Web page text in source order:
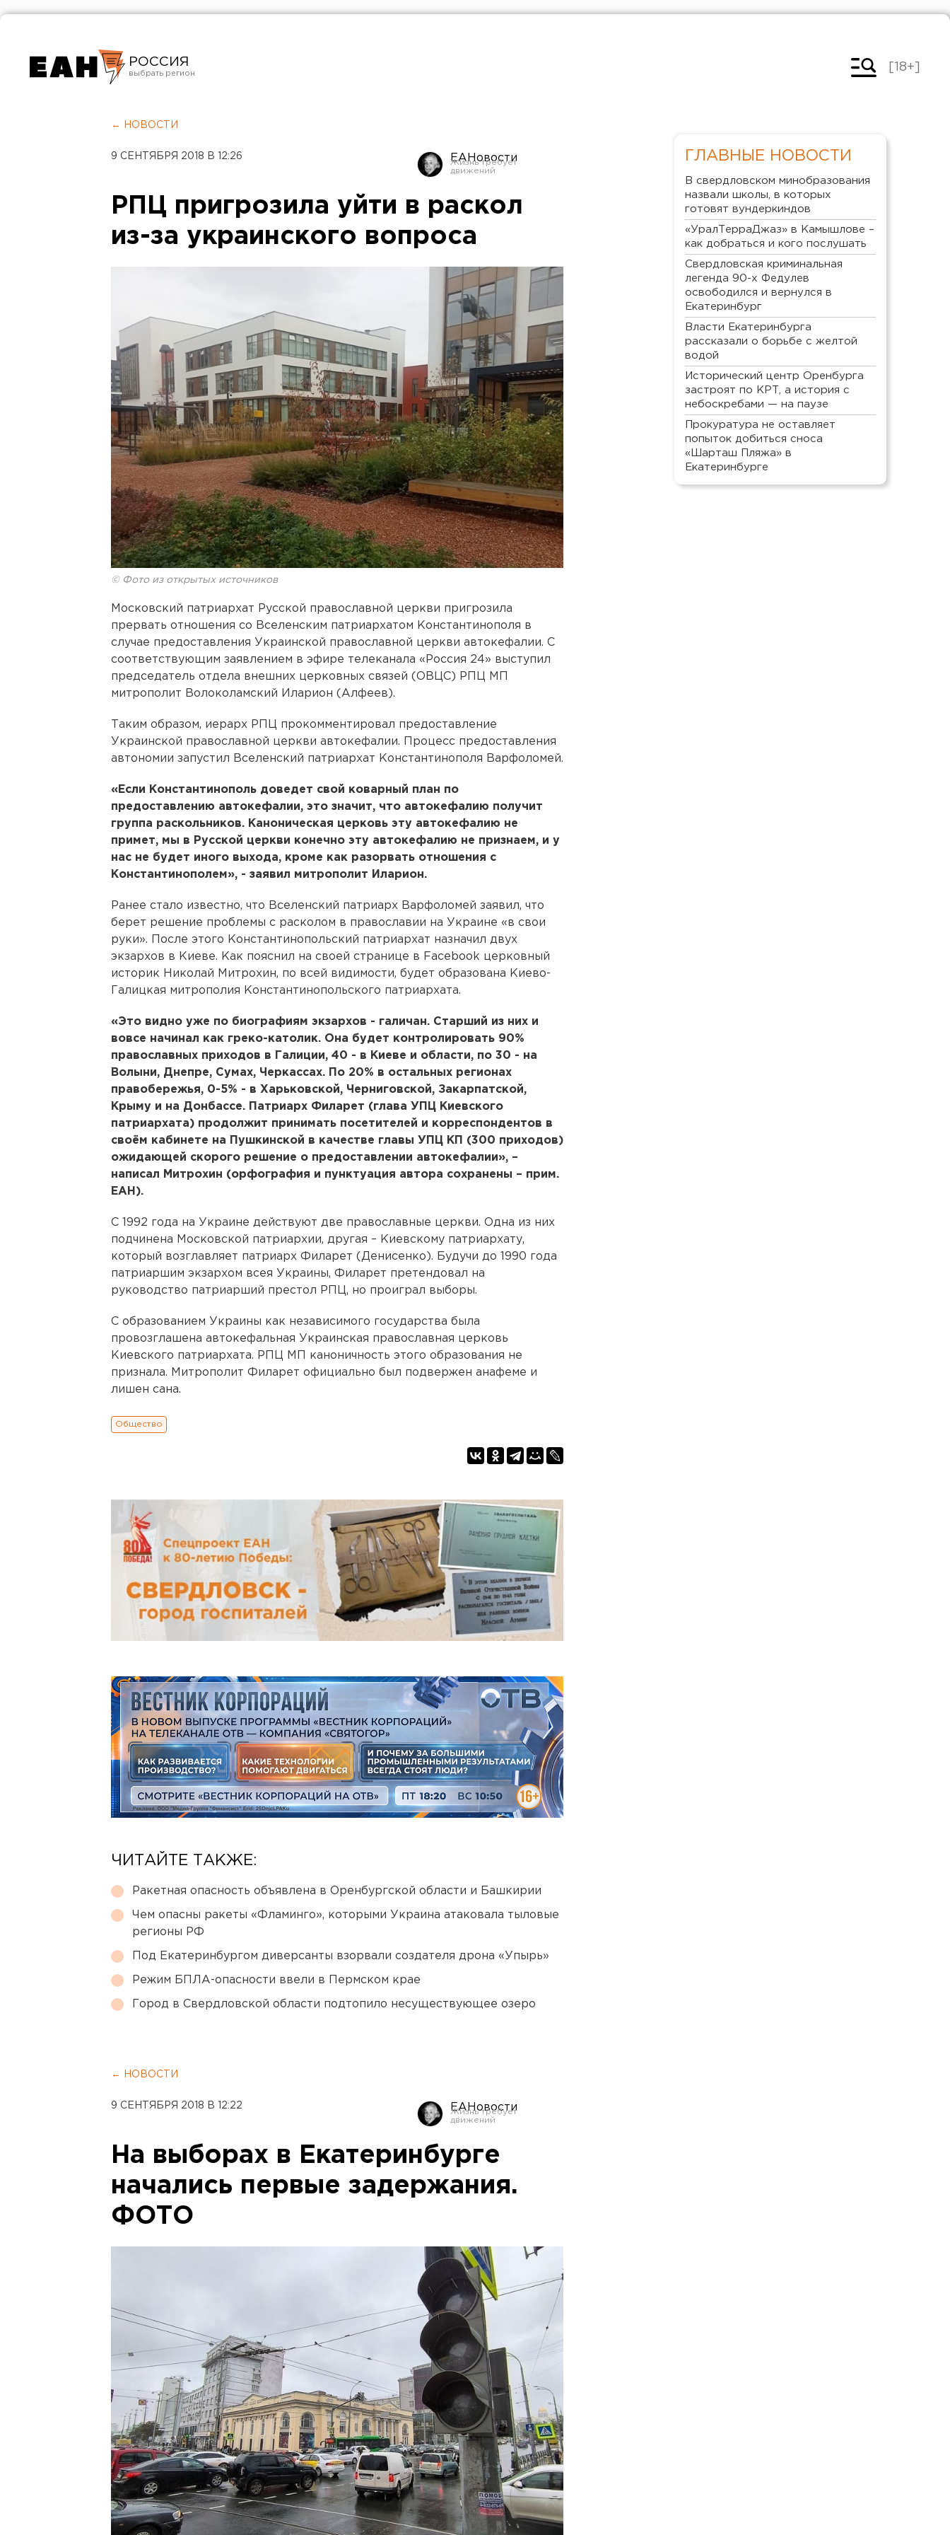
РОССИЯ
Челябинск
[18+]
← НОВОСТИ
9 СЕНТЯБРЯ 2018 В 12:26 ЕАНовости
РПЦ пригрозила уйти в раскол
из-за украинского вопроса
© Фото из открытых источников
Московский патриархат Русской православной церкви пригрозила
прервать отношения со Вселенским патриархатом Константинополя в
случае предоставления Украинской православной церкви автокефалии. С
соответствующим заявлением в эфире телеканала «Россия 24» выступил
председатель отдела внешних церковных связей (ОВЦС) РПЦ МП
митрополит Волоколамский Иларион (Алфеев).
Таким образом, иерарх РПЦ прокомментировал предоставление
Украинской православной церкви автокефалии. Процесс предоставления
автономии запустил Вселенский патриархат Константинополя Варфоломей.
«Если Константинополь доведет свой коварный план по
предоставлению автокефалии, это значит, что автокефалию получит
группа раскольников. Каноническая церковь эту автокефалию не
примет, мы в Русской церкви конечно эту автокефалию не признаем, и у
нас не будет иного выхода, кроме как разорвать отношения с
Константинополем», - заявил митрополит Иларион.
Ранее стало известно, что Вселенский патриарх Варфоломей заявил, что
берет решение проблемы с расколом в православии на Украине «в свои
руки». После этого Константинопольский патриархат назначил двух
экзархов в Киеве. Как пояснил на своей странице в Facebook церковный
историк Николай Митрохин, по всей видимости, будет образована Киево-
Галицкая митрополия Константинопольского патриархата.
«Это видно уже по биографиям экзархов - галичан. Старший из них и
вовсе начинал как греко-католик. Она будет контролировать 90%
православных приходов в Галиции, 40 - в Киеве и области, по 30 - на
Волыни, Днепре, Сумах, Черкассах. По 20% в остальных регионах
правобережья, 0-5% - в Харьковской, Черниговской, Закарпатской,
Крыму и на Донбассе. Патриарх Филарет (глава УПЦ Киевского
патриархата) продолжит принимать посетителей и корреспондентов в
своём кабинете на Пушкинской в качестве главы УПЦ КП (300 приходов)
ожидающей скорого решение о предоставлении автокефалии», –
написал Митрохин (орфография и пунктуация автора сохранены – прим.
ЕАН).
С 1992 года на Украине действуют две православные церкви. Одна из них
подчинена Московской патриархии, другая – Киевскому патриархату,
который возглавляет патриарх Филарет (Денисенко). Будучи до 1990 года
патриаршим экзархом всея Украины, Филарет претендовал на
руководство патриарший престол РПЦ, но проиграл выборы.
С образованием Украины как независимого государства была
провозглашена автокефальная Украинская православная церковь
Киевского патриархата. РПЦ МП каноничность этого образования не
признала. Митрополит Филарет официально был подвержен анафеме и
лишен сана.
Общество
ЧИТАЙТЕ ТАКЖЕ:
Ракетная опасность объявлена в Оренбургской области и Башкирии
Чем опасны ракеты «Фламинго», которыми Украина атаковала тыловые
регионы РФ
Под Екатеринбургом диверсанты взорвали создателя дрона «Упырь»
Режим БПЛА-опасности ввели в Пермском крае
Город в Свердловской области подтопило несуществующее озеро
← НОВОСТИ
9 СЕНТЯБРЯ 2018 В 12:22 ЕАНовости
На выборах в Екатеринбурге
начались первые задержания.
ФОТО
ГЛАВНЫЕ НОВОСТИ
В свердловском минобразования
назвали школы, в которых
готовят вундеркиндов
«УралТерраДжаз» в Камышлове –
как добраться и кого послушать
Свердловская криминальная
легенда 90-х Федулев
освободился и вернулся в
Екатеринбург
Власти Екатеринбурга
рассказали о борьбе с желтой
водой
Исторический центр Оренбурга
застроят по КРТ, а история с
небоскребами — на паузе
Прокуратура не оставляет
попыток добиться сноса
«Шарташ Пляжа» в
Екатеринбурге